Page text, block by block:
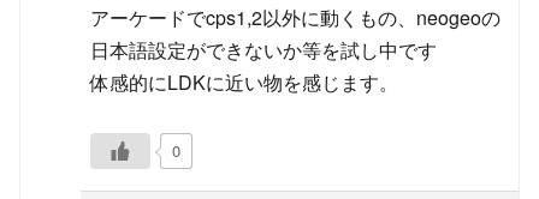
アーケードでcps1,2以外に動くもの、neogeoの
日本語設定ができないか等を試し中です
体感的にLDKに近い物を感じます。
0